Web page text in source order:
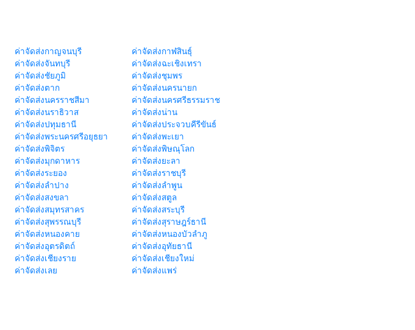
ค่าจัดส่งกาญจนบุรี
ค่าจัดส่งกาฬสินธุ์
ค่าจัดส่งจันทบุรี
ค่าจัดส่งฉะเชิงเทรา
ค่าจัดส่งชัยภูมิ
ค่าจัดส่งชุมพร
ค่าจัดส่งตาก
ค่าจัดส่งนครนายก
ค่าจัดส่งนครราชสีมา
ค่าจัดส่งนครศรีธรรมราช
ค่าจัดส่งนราธิวาส
ค่าจัดส่งน่าน
ค่าจัดส่งปทุมธานี
ค่าจัดส่งประจวบคีรีขันธ์
ค่าจัดส่งพระนครศรีอยุธยา
ค่าจัดส่งพะเยา
ค่าจัดส่งพิจิตร
ค่าจัดส่งพิษณุโลก
ค่าจัดส่งมุกดาหาร
ค่าจัดส่งยะลา
ค่าจัดส่งระยอง
ค่าจัดส่งราชบุรี
ค่าจัดส่งลำปาง
ค่าจัดส่งลำพูน
ค่าจัดส่งสงขลา
ค่าจัดส่งสตูล
ค่าจัดส่งสมุทรสาคร
ค่าจัดส่งสระบุรี
ค่าจัดส่งสุพรรณบุรี
ค่าจัดส่งสุราษฎร์ธานี
ค่าจัดส่งหนองคาย
ค่าจัดส่งหนองบัวลำภู
ค่าจัดส่งอุตรดิตถ์
ค่าจัดส่งอุทัยธานี
ค่าจัดส่งเชียงราย
ค่าจัดส่งเชียงใหม่
ค่าจัดส่งเลย
ค่าจัดส่งแพร่